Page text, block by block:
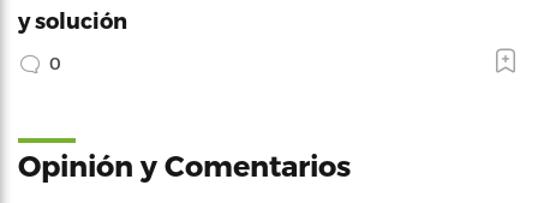
y solución
0
Opinión y Comentarios